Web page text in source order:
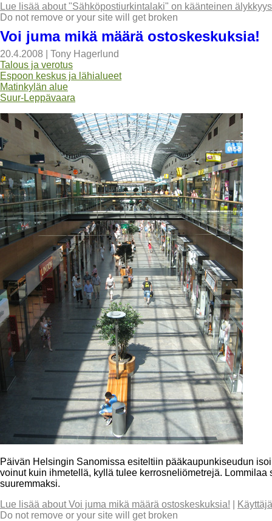
Lue lisää about "Sähköpostiurkintalaki" on käänteinen
Do not remove or your site will get broken
Voi juma mikä määrä ostoskeskuksia!
20.4.2008
Tony Hagerlund
Talous ja verotus
Espoon keskus ja lähialueet
Matinkylän alue
Suur-Leppävaara
Päivän Helsingin Sanomissa esiteltiin pääkaupunkiseudun
voinut kuin ihmetellä, kyllä tulee kerrosneliömetrejä.
suuremmaksi.
Lue lisää about Voi juma mikä määrä ostoskeskuksia!
Do not remove or your site will get broken